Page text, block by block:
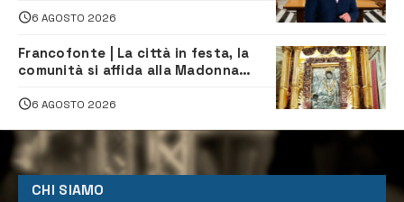
6 AGOSTO 2026
Francofonte | La città in festa, la
comunità si affida alla Madonna
6 AGOSTO 2026
CHI SIAMO